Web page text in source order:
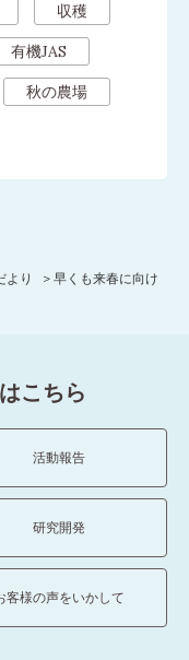
収穫
有機JAS
秋の農場
より
早くも来春に向け
こちら
活動報告
研究開発
客様の声をいかして